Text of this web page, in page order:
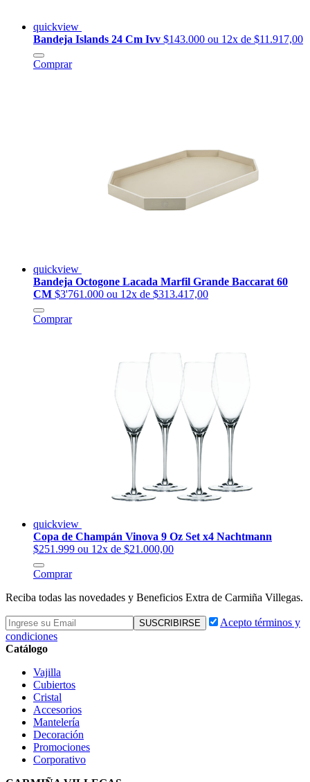
quickview
Bandeja Islands 24 Cm Ivv $143.000 ou 12x de $11.917,00
Comprar
quickview
Bandeja Octogone Lacada Marfil Grande Baccarat 60
CM $3'761.000 ou 12x de $313.417,00
Comprar
quickview
Copa de Champán Vinova 9 Oz Set x4 Nachtmann
$251.999 ou 12x de $21.000,00
Comprar
Reciba todas las novedades y Beneficios Extra de Carmiña Villegas.
Acepto términos y
condiciones
Catálogo
Vajilla
Cubiertos
Cristal
Accesorios
Mantelería
Decoración
Promociones
Corporativo